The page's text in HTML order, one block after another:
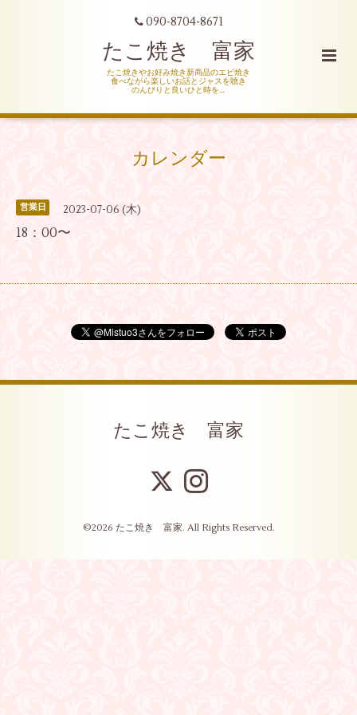
090-8704-8671
たこ焼き 富家
たこ焼きやお好み焼き新商品のエビ焼き
食べながら楽しいお話とジャスを聴き
のんびりと良いひと時を…
カレンダー
営業日 2023-07-06 (木)
18：00〜
たこ焼き 富家
©2026 たこ焼き 富家. All Rights Reserved.